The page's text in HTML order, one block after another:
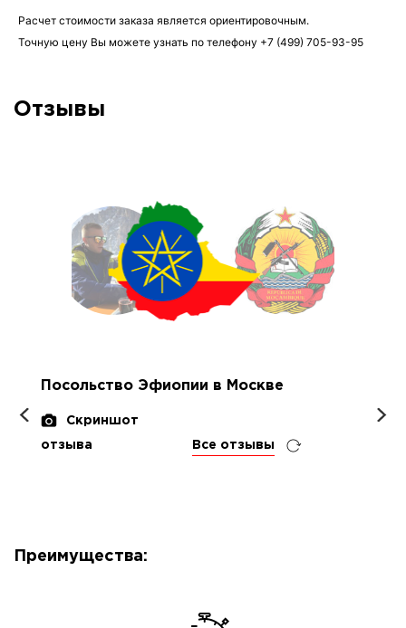
Расчет стоимости заказа является ориентировочным.
Точную цену Вы можете узнать по телефону +7 (499) 705-93-95
Отзывы
Посольство Эфиопии в Москве
Скриншот
отзыва Все отзывы
Преимущества: